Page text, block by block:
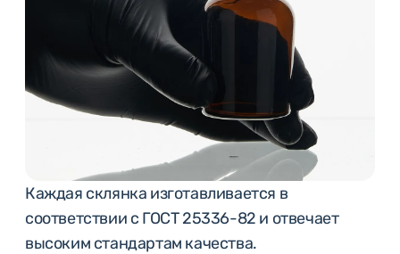
Каждая склянка изготавливается в
соответствии с ГОСТ 25336-82 и отвечает
высоким стандартам качества.